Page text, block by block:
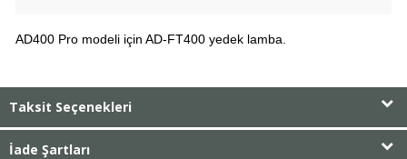
AD400 Pro modeli için AD-FT400 yedek lamba.
Taksit Seçenekleri
İade Şartları